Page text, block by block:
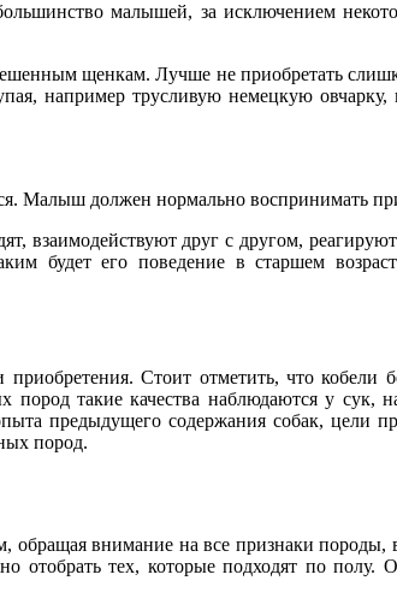
малышей, за исключением
щенкам. Лучше не приобретать
например трусливую немецкую овчарку,
Малыш должен нормально воспринимать
взаимодействуют друг с другом,
будет его поведение в старшем
Стоит отметить, что кобели
такие качества наблюдаются у сук,
предыдущего содержания собак, цели
пород.
обращая внимание на все признаки
тех, которые подходят по полу.